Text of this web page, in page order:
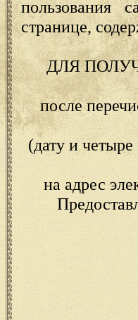
пользования
странице,
ДЛЯ
после
(дату и
на адрес